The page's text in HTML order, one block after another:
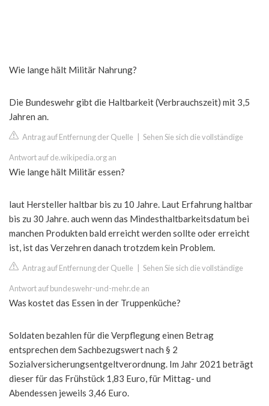
Wie lange hält Militär Nahrung?
Die Bundeswehr gibt die Haltbarkeit (Verbrauchszeit) mit 3,5
Jahren an.
Antrag auf Entfernung der Quelle Sehen Sie sich die vollständige
Antwort auf de.wikipedia.org an
Wie lange hält Militär essen?
laut Hersteller haltbar bis zu 10 Jahre. Laut Erfahrung haltbar
bis zu 30 Jahre. auch wenn das Mindesthaltbarkeitsdatum bei
manchen Produkten bald erreicht werden sollte oder erreicht
ist, ist das Verzehren danach trotzdem kein Problem.
Antrag auf Entfernung der Quelle Sehen Sie sich die vollständige
Antwort auf bundeswehr-und-mehr.de an
Was kostet das Essen in der Truppenküche?
Soldaten bezahlen für die Verpflegung einen Betrag
entsprechen dem Sachbezugswert nach § 2
Sozialversicherungsentgeltverordnung. Im Jahr 2021 beträgt
dieser für das Frühstück 1,83 Euro, für Mittag- und
Abendessen jeweils 3,46 Euro.